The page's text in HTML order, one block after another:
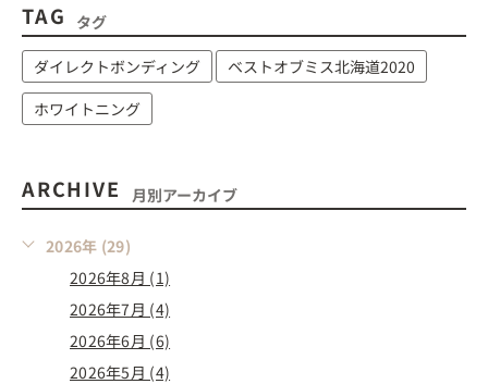
TAG タグ
ダイレクトボンディング
ベストオブミス北海道2020
ホワイトニング
ARCHIVE 月別アーカイブ
2026年 (29)
2026年8月 (1)
2026年7月 (4)
2026年6月 (6)
2026年5月 (4)